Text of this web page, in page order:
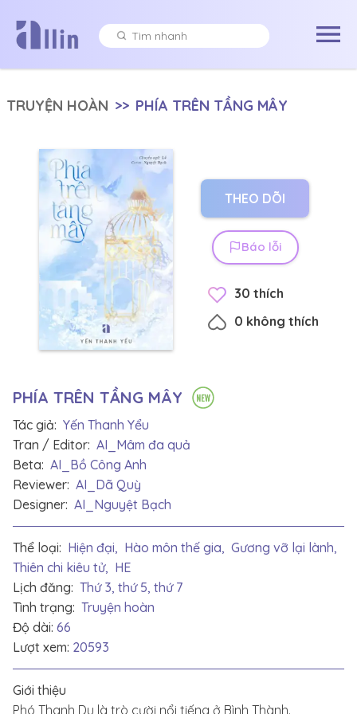
TRUYỆN HOÀN >> PHÍA TRÊN TẦNG MÂY
THEO DÕI
Báo lỗi
30 thích
0 không thích
PHÍA TRÊN TẦNG MÂY
Tác giả: Yến Thanh Yểu
Tran / Editor: AI_Mâm đa quả
Beta: AI_Bồ Công Anh
Reviewer: AI_Dã Quỳ
Designer: AI_Nguyệt Bạch
Thể loại: Hiện đại, Hào môn thế gia, Gương vỡ lại lành,
Thiên chi kiêu tử, HE
Lịch đăng: Thứ 3, thứ 5, thứ 7
Tình trạng: Truyện hoàn
Độ dài: 66
Lượt xem: 20593
Giới thiệu
Phó Thanh Du là trò cười nổi tiếng ở Bình Thành.